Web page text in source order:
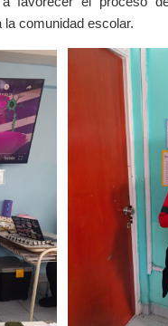
comunidad escolar.